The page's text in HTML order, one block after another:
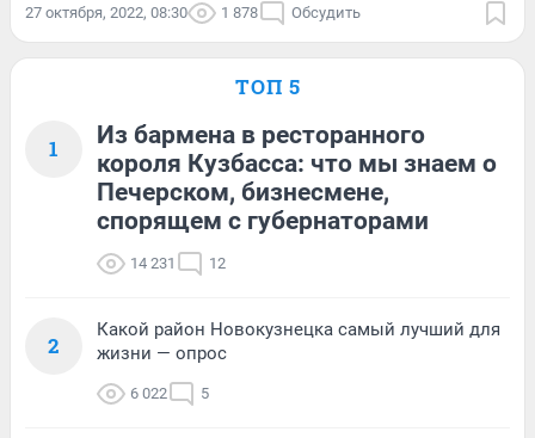
27 октября, 2022, 08:30 1 878 Обсудить
ТОП 5
1
Из бармена в ресторанного
короля Кузбасса: что мы знаем о
Печерском, бизнесмене,
спорящем с губернаторами
14 231 12
2
Какой район Новокузнецка самый лучший для
жизни — опрос
6 022 5